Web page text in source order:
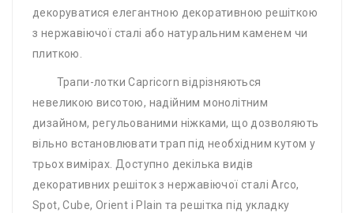
декоруватися елегантною декоративною решіткою
з нержавіючої сталі або натуральним каменем чи
плиткою.
Трапи-лотки Capricorn відрізняються
невеликою висотою, надійним монолітним
дизайном, регульованими ніжками, що дозволяють
вільно встановлювати трап під необхідним кутом у
трьох вимірах. Доступно декілька видів
декоративних решіток з нержавіючої сталі Arco,
Spot, Cube, Orient і Plain та решітка під укладку